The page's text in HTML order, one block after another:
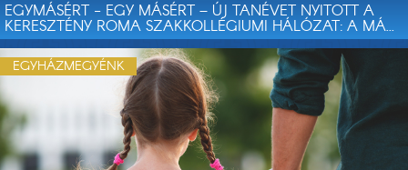
EGYMÁSÉRT - EGY MÁSÉRT – ÚJ TANÉVET NYITOTT A
KERESZTÉNY ROMA SZAKKOLLÉGIUMI HÁLÓZAT: A MÁ...
EGYHÁZMEGYÉNK